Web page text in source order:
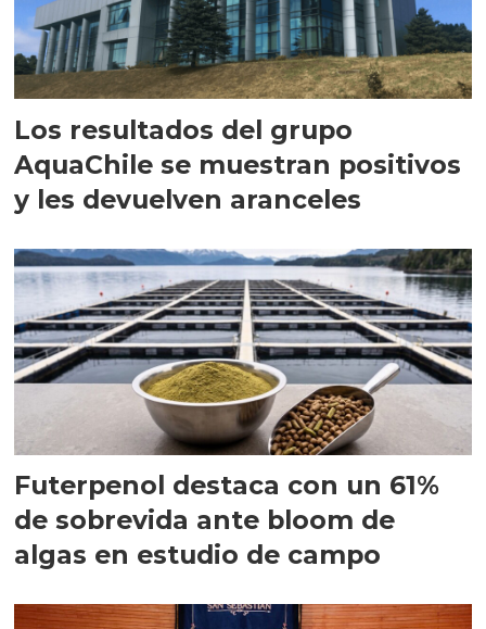
Los resultados del grupo
AquaChile se muestran positivos
y les devuelven aranceles
Futerpenol destaca con un 61%
de sobrevida ante bloom de
algas en estudio de campo